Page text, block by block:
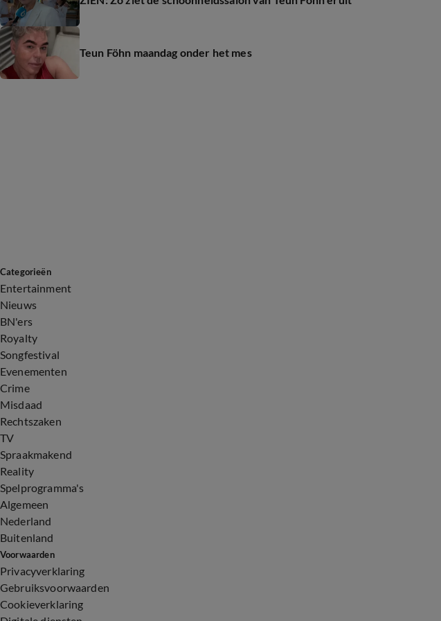
Teun Föhn maandag onder het mes
Categorieën
Entertainment
Nieuws
BN'ers
Royalty
Songfestival
Evenementen
Crime
Misdaad
Rechtszaken
TV
Spraakmakend
Reality
Spelprogramma's
Algemeen
Nederland
Buitenland
Voorwaarden
Privacyverklaring
Gebruiksvoorwaarden
Cookieverklaring